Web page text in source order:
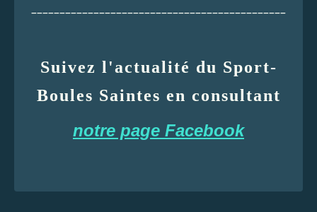
Suivez l'actualité du Sport-
Boules Saintes en consultant
notre page Facebook